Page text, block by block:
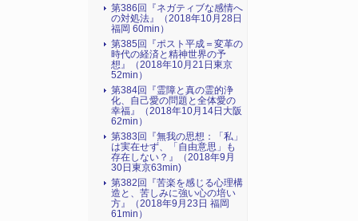
第386回『ネガティブな感情へ
の対処法』（2018年10月28日
福岡 60min）
第385回『ポスト平成＝変革の
時代の経済と精神世界の予
想』（2018年10月21日東京
52min）
第384回『霊障と真の霊的浄
化、自己愛の問題と全体愛の
幸福』（2018年10月14日大阪
62min）
第383回『無我の思想：「私」
は実在せず、「自由意思」も
存在しない？』（2018年9月
30日東京63min)
第382回『苦楽を感じる心理構
造と、苦しみに強い心の培い
方』（2018年9月23日 福岡
61min）